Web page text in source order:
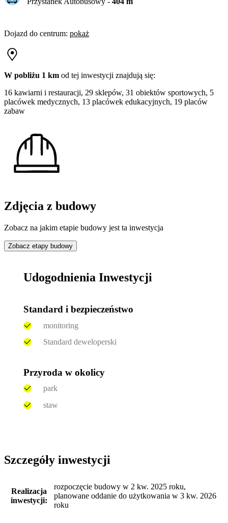
Dojazd do centrum: pokaż
W pobliżu 1 km od tej inwestycji znajdują się:
16 kawiarni i restauracji, 29 sklepów, 31 obiektów sportowych, 5
placówek medycznych, 13 placówek edukacyjnych, 19 placów
zabaw
Zdjęcia z budowy
Zobacz na jakim etapie budowy jest ta inwestycja
Zobacz etapy budowy
Udogodnienia Inwestycji
Standard i bezpieczeństwo
monitoring
Standard deweloperski
Przyroda w okolicy
park
staw
Szczegóły inwestycji
Realizacja
inwestycji:
rozpoczęcie budowy w 2 kw. 2025 roku,
planowane oddanie do użytkowania w 3 kw. 2026
roku